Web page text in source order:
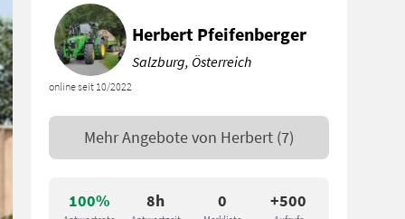
100% 8h 0 +500
online seit 10/2022
Herbert Pfeifenberger
Salzburg, Österreich
Mehr Angebote von Herbert (7)